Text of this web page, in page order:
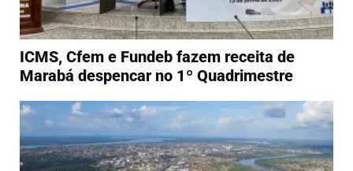
ICMS, Cfem e Fundeb fazem receita de
Marabá despencar no 1º Quadrimestre